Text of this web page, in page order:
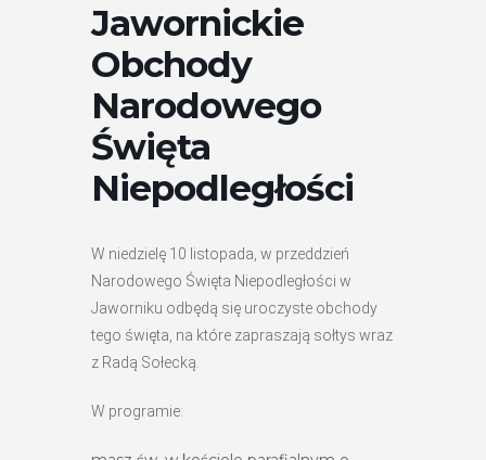
Jawornickie
Obchody
Narodowego
Święta
Niepodległości
W niedzielę 10 listopada, w przeddzień
Narodowego Święta Niepodległości w
Jaworniku odbędą się uroczyste obchody
tego święta, na które zapraszają sołtys wraz
z Radą Sołecką.
W programie: